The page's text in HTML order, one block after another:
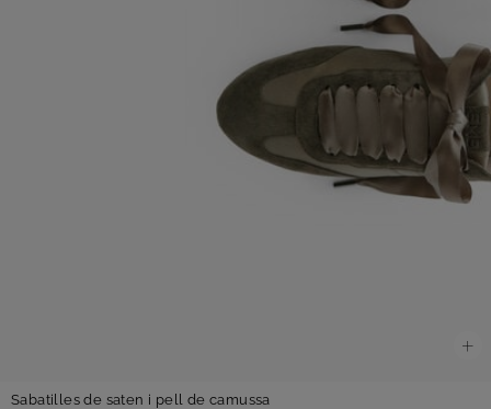
Sabatilles de saten i pell de camussa